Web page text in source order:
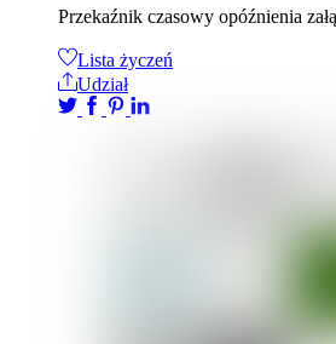
Przekaźnik czasowy opóźnienia
Lista życzeń
Udział